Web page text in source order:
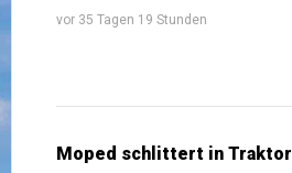
vor 35 Tagen 19 Stunden
Moped schlittert in Traktor